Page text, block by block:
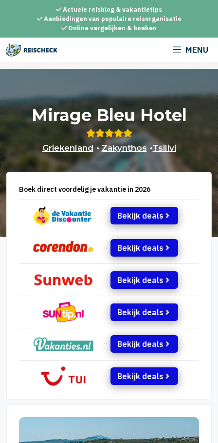
inhoud
Actuele reisblog & vakantietips
Aanbiedingen van populaire reisorganisatie
Online vergelijken & boeken
MENU
Mirage Bleu Hotel
Griekenland •Zakynthos •Tsilivi
Boek direct voordelig je vakantie in 2026
Bekijk deals
Bekijk deals
Bekijk deals
Bekijk deals
Bekijk deals
Bekijk deals